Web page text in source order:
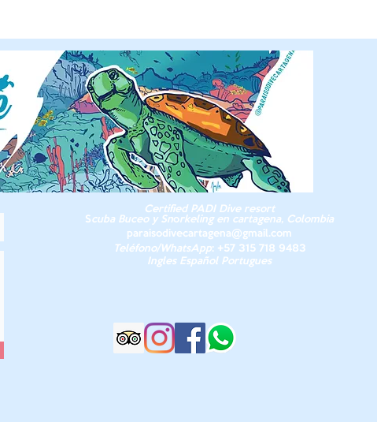
Certified PADIDive resort
Scuba Buceo y Snorkeling en cartagena, Colombia
paraisodivecartagena@gmail.com
Teléfono/WhatsApp: +57 315 718 9483
Ingles Español Portugues